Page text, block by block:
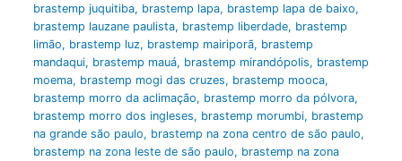
brastemp juquitiba, brastemp lapa, brastemp lapa de baixo,
brastemp lauzane paulista, brastemp liberdade, brastemp
limão, brastemp luz, brastemp mairiporã, brastemp
mandaqui, brastemp mauá, brastemp mirandópolis, brastemp
moema, brastemp mogi das cruzes, brastemp mooca,
brastemp morro da aclimação, brastemp morro da pólvora,
brastemp morro dos ingleses, brastemp morumbi, brastemp
na grande são paulo, brastemp na zona centro de são paulo,
brastemp na zona leste de são paulo, brastemp na zona